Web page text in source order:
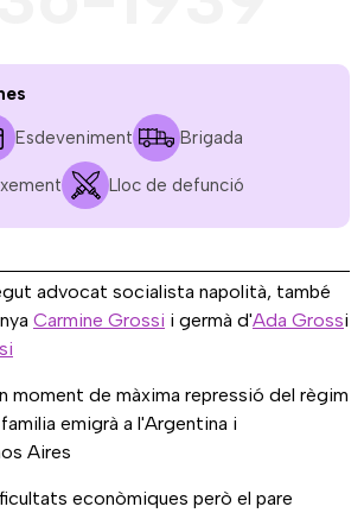
Esdeveniment Brigada
Lloc de defunció
advocat socialista napolità, també
Carmine Grossi i germà d'Ada Grossi
moment de màxima repressió del règim
emigrà a l'Argentina i
Aires
econòmiques però el pare